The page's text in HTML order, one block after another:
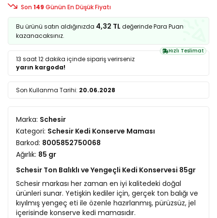
Son 149 Günün En Düşük Fiyatı
Bu ürünü satın aldığınızda 4,32 TL değerinde Para Puan
kazanacaksınız.
Hızlı Teslimat
13 saat 12 dakika içinde sipariş verirseniz
yarın kargoda!
Son Kullanma Tarihi: 20.06.2028
Marka: Schesir
Kategori: Schesir Kedi Konserve Maması
Barkod: 8005852750068
Ağırlık: 85 gr
Schesir Ton Balıklı ve Yengeçli Kedi Konservesi 85gr
Schesir markası her zaman en iyi kalitedeki doğal
ürünleri sunar. Yetişkin kediler için, gerçek ton balığı ve
kıyılmış yengeç eti ile özenle hazırlanmış, pürüzsüz, jel
içerisinde konserve kedi mamasıdır.